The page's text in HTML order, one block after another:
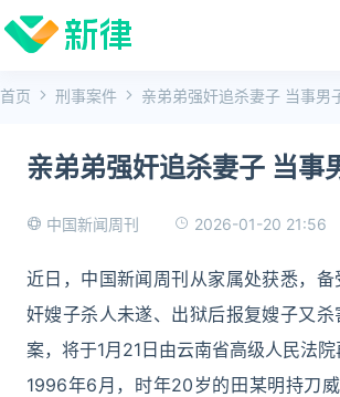
首页 刑事案件 亲弟弟强奸追杀妻子 当事男
亲弟弟强奸追杀妻子 当事
中国新闻周刊 2026-01-20 21:56
近日，中国新闻周刊从家属处获悉，备
奸嫂子杀人未遂、出狱后报复嫂子又杀
案，将于1月21日由云南省高级人民法院
1996年6月，时年20岁的田某明持刀